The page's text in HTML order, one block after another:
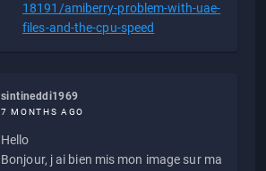
18191/amiberry-problem-with-uae-
files-and-the-cpu-speed
sintineddi1969
7 MONTHS AGO
Hello
Bonjour, j ai bien mis mon image sur ma